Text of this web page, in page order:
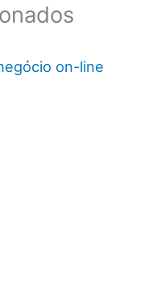
on-line